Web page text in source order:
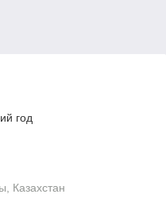
год
Казахстан